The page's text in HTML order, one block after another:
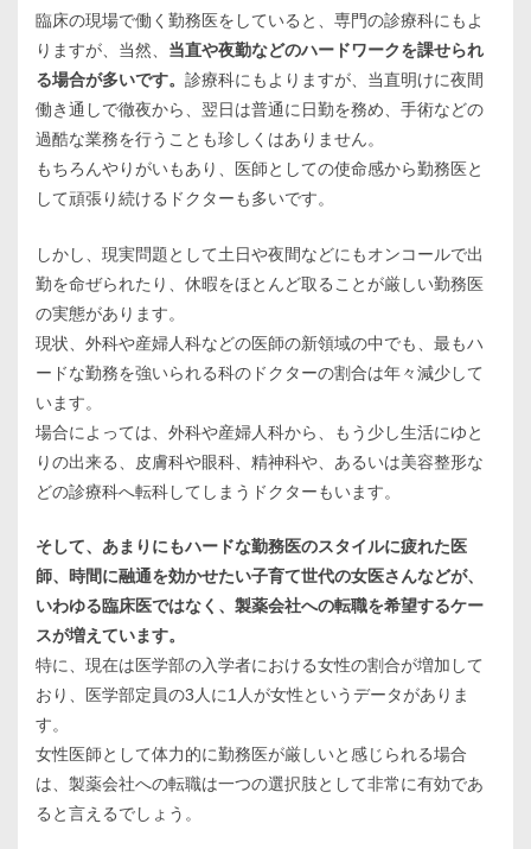
臨床の現場で働く勤務医をしていると、専門の診療科にもよ
りますが、当然、 当直や夜勤などのハードワークを課せられ
る場合が多いです。 診療科にもよりますが、当直明けに夜間
働き通しで徹夜から、翌日は普通に日勤を務め、手術などの
過酷な業務を行うことも珍しくはありません。
もちろんやりがいもあり、医師としての使命感から勤務医と
して頑張り続けるドクターも多いです。
しかし、現実問題として土日や夜間などにもオンコールで出
勤を命ぜられたり、休暇をほとんど取ることが厳しい勤務医
の実態があります。
現状、外科や産婦人科などの医師の新領域の中でも、最もハ
ードな勤務を強いられる科のドクターの割合は年々減少して
います。
場合によっては、外科や産婦人科から、もう少し生活にゆと
りの出来る、皮膚科や眼科、精神科や、あるいは美容整形な
どの診療科へ転科してしまうドクターもいます。
そして、あまりにもハードな勤務医のスタイルに疲れた医
師、時間に融通を効かせたい子育て世代の女医さんなどが、
いわゆる臨床医ではなく、製薬会社への転職を希望するケー
スが増えています。
特に、現在は医学部の入学者における女性の割合が増加して
おり、医学部定員の3人に1人が女性というデータがありま
す。
女性医師として体力的に勤務医が厳しいと感じられる場合
は、製薬会社への転職は一つの選択肢として非常に有効であ
ると言えるでしょう。